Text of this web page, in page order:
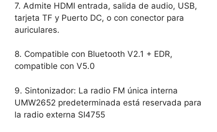
7. Admite HDMI entrada, salida de audio, USB,
tarjeta TF y Puerto DC, o con conector para
auriculares.
8. Compatible con Bluetooth V2.1 + EDR,
compatible con V5.0
9. Sintonizador: La radio FM única interna
UMW2652 predeterminada está reservada para
la radio externa SI4755